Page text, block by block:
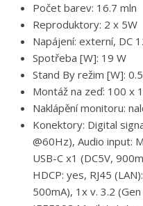
Počet barev: 16.7 mln
Reproduktory: 2 x 5W
Napájení: externí, DC
Spotřeba [W]: 19 W
Stand By režim [W]:
Montáž na zeď: 100 x
Naklápění monitoru:
Konektory: Digital
@60Hz), Audio input:
USB-C x1 (DC5V,
HDCP: yes, RJ45
500mA), 1x v. 3.2